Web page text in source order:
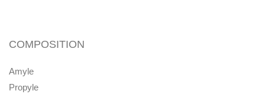
8,90€.
COMPOSITION
Amyle
Propyle